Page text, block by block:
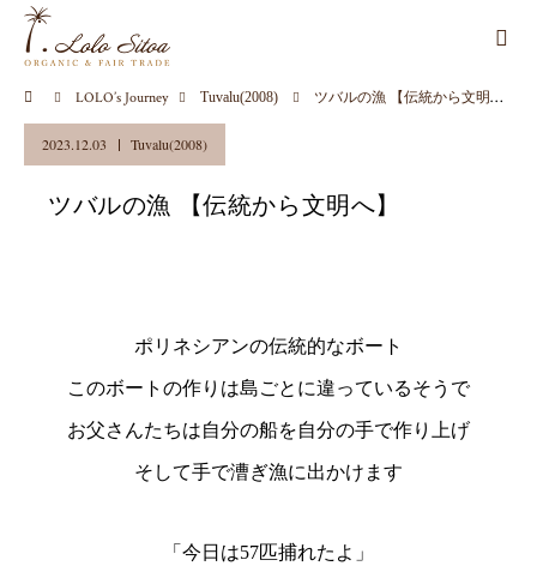
LOLO’s Journey Tuvalu(2008) ツバルの漁 【伝統から文明へ】
2023.12.03 Tuvalu(2008)
ツバルの漁 【伝統から文明へ】
ポリネシアンの伝統的なボート
このボートの作りは島ごとに違っているそうで
お父さんたちは自分の船を自分の手で作り上げ
そして手で漕ぎ漁に出かけます
「今日は57匹捕れたよ」